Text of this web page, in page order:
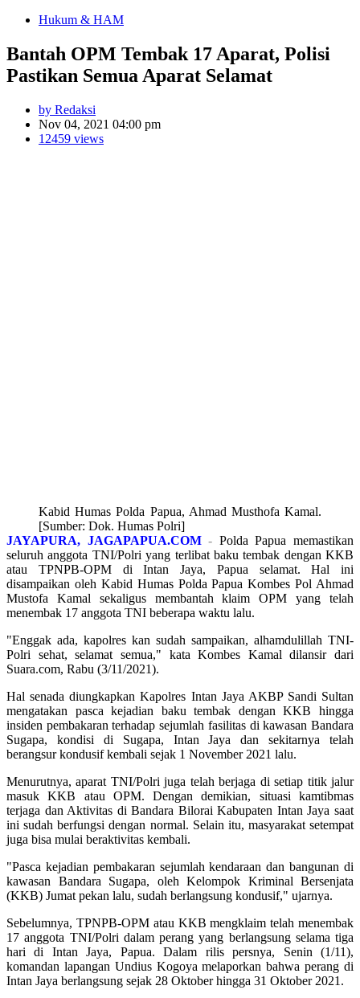
Hukum & HAM
Bantah OPM Tembak 17 Aparat, Polisi
Pastikan Semua Aparat Selamat
by Redaksi
Nov 04, 2021 04:00 pm
12459 views
Kabid Humas Polda Papua, Ahmad Musthofa Kamal.
[Sumber: Dok. Humas Polri]
JAYAPURA, JAGAPAPUA.COM- Polda Papua memastikan
seluruh anggota TNI/Polri yang terlibat baku tembak dengan KKB
atau TPNPB-OPM di Intan Jaya, Papua selamat. Hal ini
disampaikan oleh Kabid Humas Polda Papua Kombes Pol Ahmad
Mustofa Kamal sekaligus membantah klaim OPM yang telah
menembak 17 anggota TNI beberapa waktu lalu.
"Enggak ada, kapolres kan sudah sampaikan, alhamdulillah TNI-
Polri sehat, selamat semua," kata Kombes Kamal dilansir dari
Suara.com, Rabu (3/11/2021).
Hal senada diungkapkan Kapolres Intan Jaya AKBP Sandi Sultan
mengatakan pasca kejadian baku tembak dengan KKB hingga
insiden pembakaran terhadap sejumlah fasilitas di kawasan Bandara
Sugapa, kondisi di Sugapa, Intan Jaya dan sekitarnya telah
berangsur kondusif kembali sejak 1 November 2021 lalu.
Menurutnya, aparat TNI/Polri juga telah berjaga di setiap titik jalur
masuk KKB atau OPM. Dengan demikian, situasi kamtibmas
terjaga dan Aktivitas di Bandara Bilorai Kabupaten Intan Jaya saat
ini sudah berfungsi dengan normal. Selain itu, masyarakat setempat
juga bisa mulai beraktivitas kembali.
"Pasca kejadian pembakaran sejumlah kendaraan dan bangunan di
kawasan Bandara Sugapa, oleh Kelompok Kriminal Bersenjata
(KKB) Jumat pekan lalu, sudah berlangsung kondusif," ujarnya.
Sebelumnya, TPNPB-OPM atau KKB mengklaim telah menembak
17 anggota TNI/Polri dalam perang yang berlangsung selama tiga
hari di Intan Jaya, Papua. Dalam rilis persnya, Senin (1/11),
komandan lapangan Undius Kogoya melaporkan bahwa perang di
Intan Jaya berlangsung sejak 28 Oktober hingga 31 Oktober 2021.